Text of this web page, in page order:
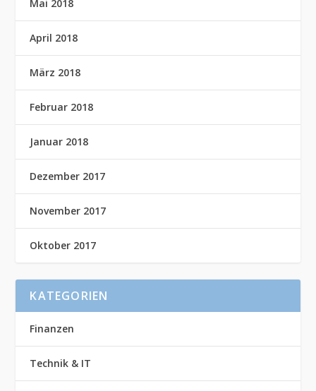
Mai 2018
April 2018
März 2018
Februar 2018
Januar 2018
Dezember 2017
November 2017
Oktober 2017
KATEGORIEN
Finanzen
Technik & IT